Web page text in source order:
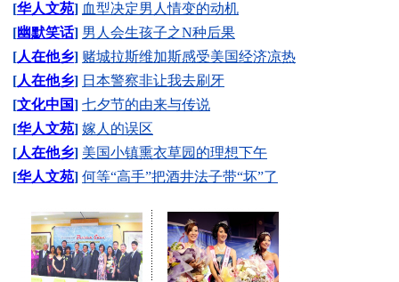
[华人文苑] 血型决定男人情变的动机
[幽默笑话] 男人会生孩子之N种后果
[人在他乡] 赌城拉斯维加斯感受美国经济凉热
[人在他乡] 日本警察非让我去刷牙
[文化中国] 七夕节的由来与传说
[华人文苑] 嫁人的误区
[人在他乡] 美国小镇熏衣草园的理想下午
[华人文苑] 何等“高手”把酒井法子带“坏”了